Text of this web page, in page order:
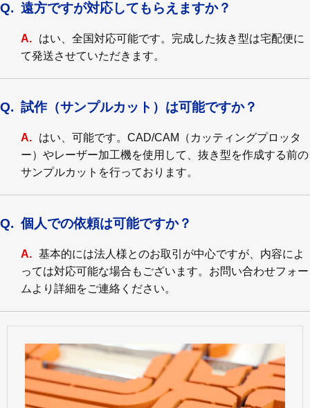
遠方ですが対応してもらえますか？
はい、全国対応可能です。完成した抜き型は宅配便に
て発送させていただきます。
試作（サンプルカット）は可能ですか？
はい、可能です。CAD/CAM（カッティングプロッタ
ー）やレーザー加工機を使用して、抜き型を作成する前の
サンプルカットを行っております。
個人での依頼は可能ですか？
基本的には法人様とのお取引が中心ですが、内容によ
っては対応可能な場合もございます。お問い合わせフォー
ムより詳細をご連絡ください。